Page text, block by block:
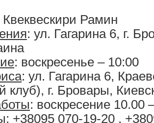
Квеквескири Рамин
: ул. Гагарина 6, г.
: воскресенье – 10:00
: ул. Гагарина 6,
клуб), г. Бровары,
: воскресение 10.00
: +38095 070-19-20 ,